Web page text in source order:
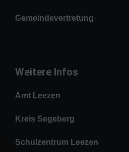
Gemeindevertretung
Weitere Infos
Amt Leezen
Kreis Segeberg
Schulzentrum Leezen